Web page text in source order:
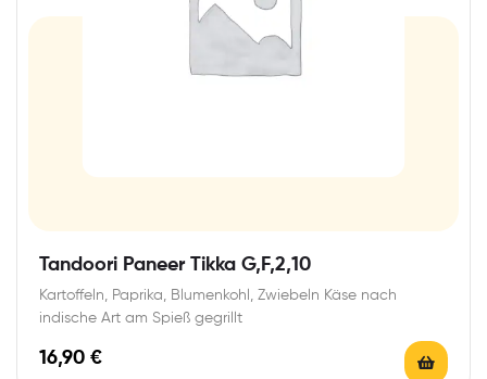
Tandoori Paneer Tikka G,F,2,10
Kartoffeln, Paprika, Blumenkohl, Zwiebeln Käse nach
indische Art am Spieß gegrillt
16,90 €